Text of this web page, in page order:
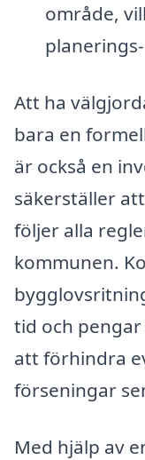
område,
Att ha
bara en
är också en
säkerställer
följer alla
kommunen.
tid och
att förhindra
förseningar
Med hjälp av